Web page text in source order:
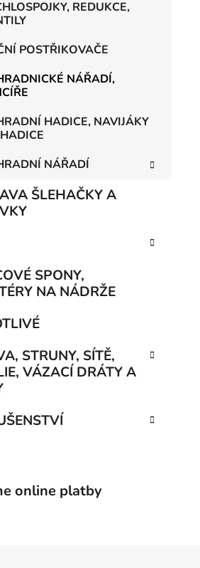
REDUKCE,
POSTŘIKOVAČE
NÁŘADÍ,
HADICE, NAVIJÁKY
NÁŘADÍ
ŠLEHAČKY A
SPONY,
NA NÁDRŽE
STRUNY, SÍTĚ,
VÁZACÍ DRÁTY A
online platby